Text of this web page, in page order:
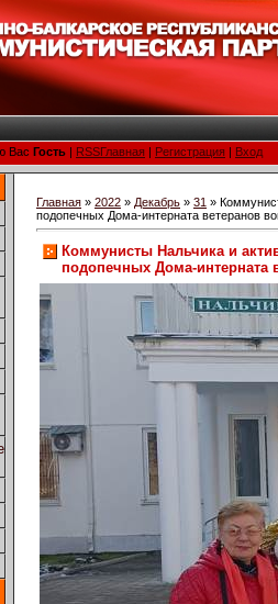
Вас Гость RSSГлавная Регистрация Вход
Главная » 2022 » Декабрь » 31 »
подопечных Дома-интерната ветеранов
Коммунисты Нальчика и
подопечных Дома-интерната